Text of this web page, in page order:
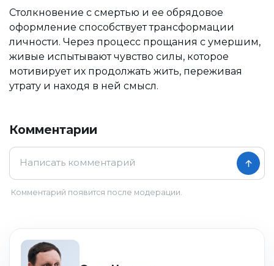
Столкновение с смертью и ее обрядовое
оформление способствует трансформации
личности. Через процесс прощания с умершим,
живые испытывают чувство силы, которое
мотивирует их продолжать жить, переживая
утрату и находя в ней смысл.
Комментарии
Комментарий появится после модерации.